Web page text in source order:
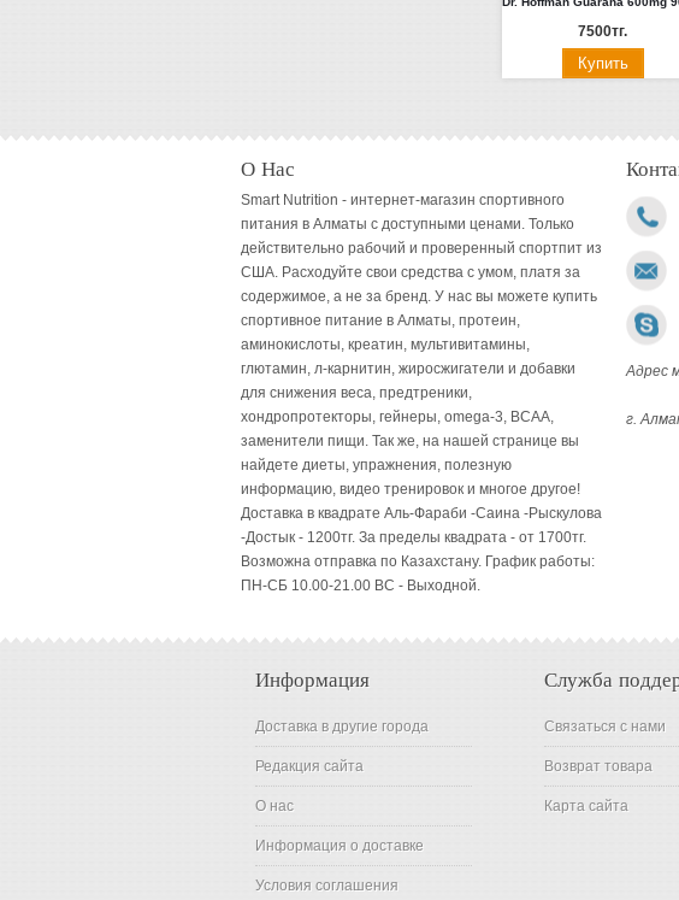
7500тг.
О Нас
Smart Nutrition - интернет-магазин спортивного
питания в Алматы с доступными ценами. Только
действительно рабочий и проверенный спортпит из
США. Расходуйте свои средства с умом, платя за
содержимое, а не за бренд. У нас вы можете купить
спортивное питание в Алматы, протеин,
аминокислоты, креатин, мультивитамины,
глютамин, л-карнитин, жиросжигатели и добавки
для снижения веса, предтреники,
хондропротекторы, гейнеры, omega-3, BCAA,
заменители пищи. Так же, на нашей странице вы
найдете диеты, упражнения, полезную
информацию, видео тренировок и многое другое!
Доставка в квадрате Аль-Фараби -Саина -Рыскулова
-Достык - 1200тг. За пределы квадрата - от 1700тг.
Возможна отправка по Казахстану. График работы:
ПН-СБ 10.00-21.00 ВC - Выходной.
Адрес
г.
Информация
Доставка в другие города
Редакция сайта
О нас
Информация о доставке
Условия соглашения
Служба
Связаться с нами
Возврат товара
Карта сайта